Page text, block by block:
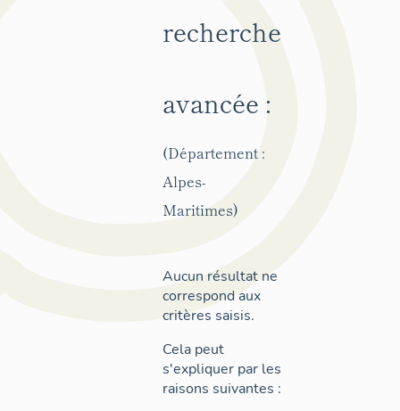
recherche
avancée :
(Département :
Alpes-
Maritimes)
Aucun résultat ne
correspond aux
critères saisis.
Cela peut
s'expliquer par les
raisons suivantes :